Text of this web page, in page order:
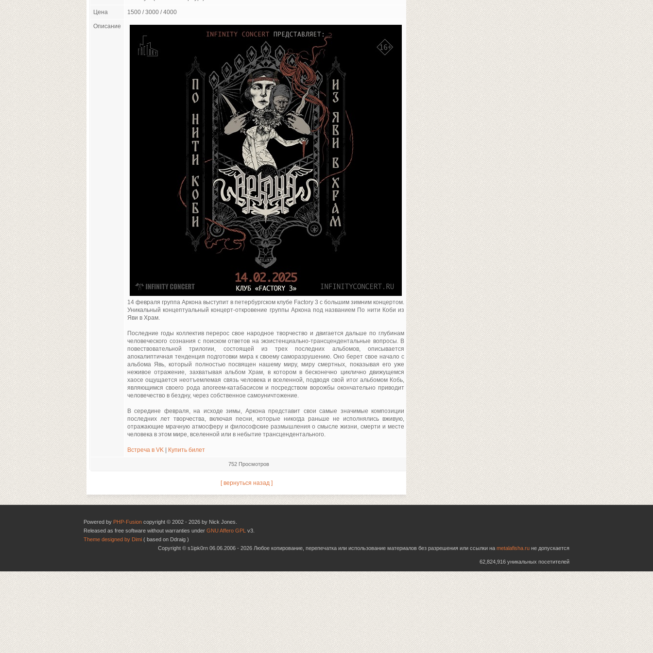
Цена 1500 / 3000 / 4000
Описание
14 февраля группа Аркона выступит в петербургском клубе Factory 3 с большим зимним концертом.
Уникальный концептуальный концерт-откровение группы Аркона под названием По нити Коби из
Яви в Храм.
Последние годы коллектив перерос свое народное творчество и двигается дальше по глубинам
человеческого сознания с поиском ответов на экзистенциально-трансцендентальные вопросы. В
повествовательной трилогии, состоящей из трех последних альбомов, описывается
апокалиптичная тенденция подготовки мира к своему саморазрушению. Оно берет свое начало с
альбома Явь, который полностью посвящен нашему миру, миру смертных, показывая его уже
неживое отражение, захватывая альбом Храм, в котором в бесконечно циклично движущемся
хаосе ощущается неотъемлемая связь человека и вселенной, подводя свой итог альбомом Кобь,
являющимся своего рода апогеем-катабасисом и посредством ворожбы окончательно приводит
человечество в бездну, через собственное самоуничтожение.
В середине февраля, на исходе зимы, Аркона представит свои самые значимые композиции
последних лет творчества, включая песни, которые никогда раньше не исполнялись вживую,
отражающие мрачную атмосферу и философские размышления о смысле жизни, смерти и месте
человека в этом мире, вселенной или в небытие трансцендентального.
Встреча в VK Купить билет
752 Просмотров
[ вернуться назад ]
Powered by PHP-Fusion copyright © 2002 - 2026 by Nick Jones.
Released as free software without warranties under GNU Affero GPL v3.
Theme designed by Dimi ( based on Ddraig )
Copyright © s1ipk0rn 06.06.2006 - 2026 Любое копирование, перепечатка или использование материалов без разрешения или ссылки на metalafisha.ru не допускается
62,824,916 уникальных посетителей